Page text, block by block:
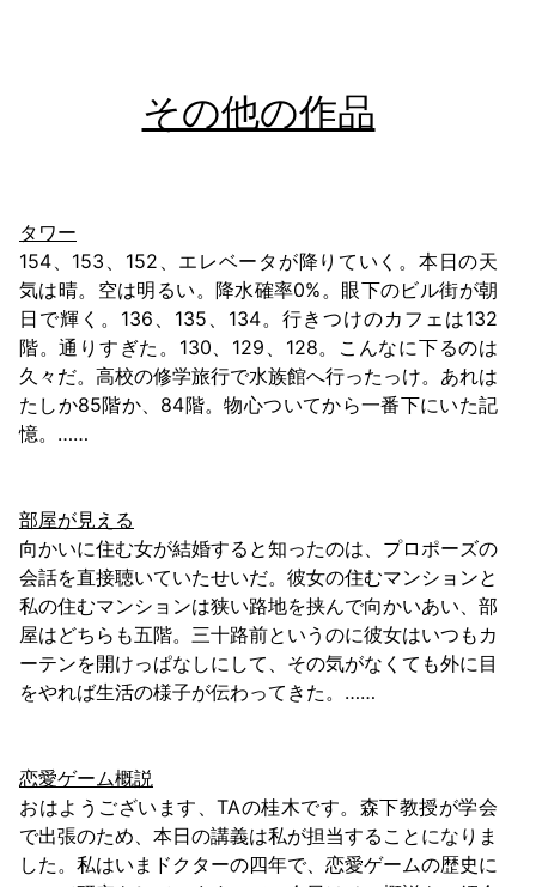
その他の作品
タワー
154、153、152、エレベータが降りていく。本日の天
気は晴。空は明るい。降水確率0%。眼下のビル街が朝
日で輝く。136、135、134。行きつけのカフェは132
階。通りすぎた。130、129、128。こんなに下るのは
久々だ。高校の修学旅行で水族館へ行ったっけ。あれは
たしか85階か、84階。物心ついてから一番下にいた記
憶。……
部屋が見える
向かいに住む女が結婚すると知ったのは、プロポーズの
会話を直接聴いていたせいだ。彼女の住むマンションと
私の住むマンションは狭い路地を挟んで向かいあい、部
屋はどちらも五階。三十路前というのに彼女はいつもカ
ーテンを開けっぱなしにして、その気がなくても外に目
をやれば生活の様子が伝わってきた。……
恋愛ゲーム概説
おはようございます、TAの桂木です。森下教授が学会
で出張のため、本日の講義は私が担当することになりま
した。私はいまドクターの四年で、恋愛ゲームの歴史に